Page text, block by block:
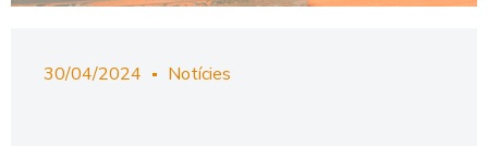
30/04/2024 Notícies